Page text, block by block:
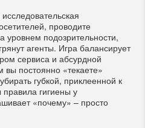
проводите
уровнем подозрительности,
агенты. Игра балансирует
сервиса и абсурдной
постоянно «текаете»
губкой, приклеенной к
гигиены у
«почему» – просто